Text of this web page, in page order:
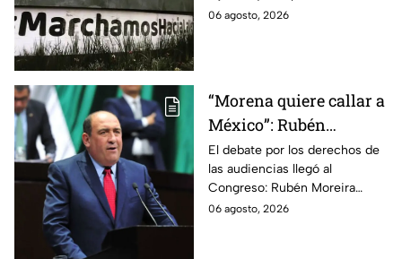
información oficial sobre la
06 agosto, 2026
“Morena quiere callar a
México”: Rubén
Moreira pide frenar
discusión de
lineamientos de
audiencias hasta
El debate por los derechos de
las audiencias llegó al
Congreso: Rubén Moreira
reclama una consulta con
06 agosto, 2026